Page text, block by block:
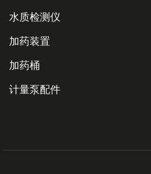
水质检测仪
加药装置
加药桶
计量泵配件